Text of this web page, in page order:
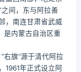
间，东与阿拉善
，南连甘肃省武威
是内蒙古自治区重
右旗”源于清代阿拉
1961年正式设立阿